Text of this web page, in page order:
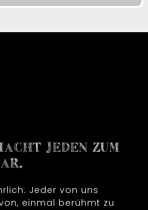
JEDEN ZUM
Jeder von uns
einmal berühmt zu